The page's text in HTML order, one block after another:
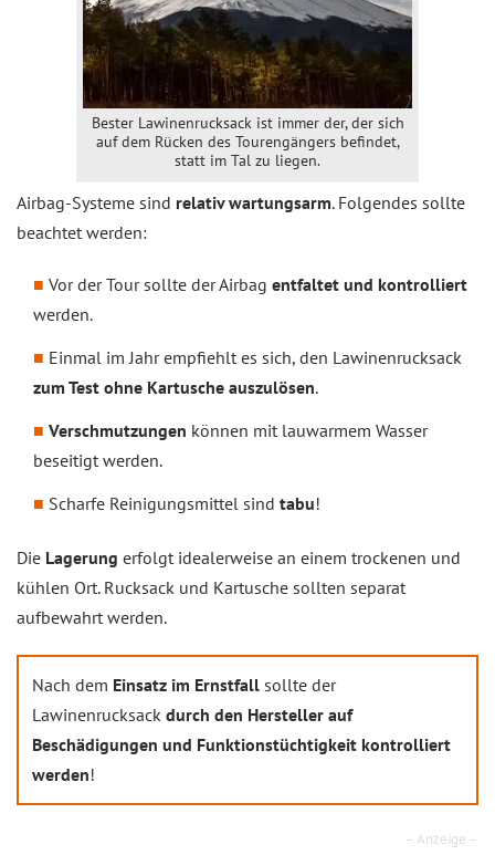
Bester Lawinenrucksack ist immer der, der sich
auf dem Rücken des Tourengängers befindet,
statt im Tal zu liegen.
Airbag-Systeme sind relativ wartungsarm. Folgendes sollte
beachtet werden:
Vor der Tour sollte der Airbag entfaltet und kontrolliert
werden.
Einmal im Jahr empfiehlt es sich, den Lawinenrucksack
zum Test ohne Kartusche auszulösen.
Verschmutzungen können mit lauwarmem Wasser
beseitigt werden.
Scharfe Reinigungsmittel sind tabu!
Die Lagerung erfolgt idealerweise an einem trockenen und
kühlen Ort. Rucksack und Kartusche sollten separat
aufbewahrt werden.
Nach dem Einsatz im Ernstfall sollte der
Lawinenrucksack durch den Hersteller auf
Beschädigungen und Funktionstüchtigkeit kontrolliert
werden!
– Anzeige –